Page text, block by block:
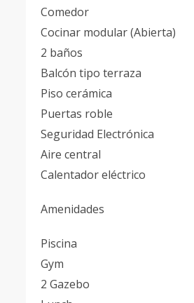
Comedor
Cocinar modular (Abierta)
2 baños
Balcón tipo terraza
Piso cerámica
Puertas roble
Seguridad Electrónica
Aire central
Calentador eléctrico
Amenidades
Piscina
Gym
2 Gazebo